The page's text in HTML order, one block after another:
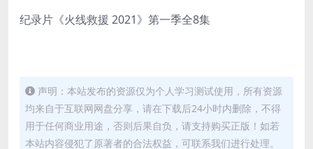
纪录片《火线救援 2021》第一季全8集
声明：本站发布的资源仅为个人学习测试使用，所有资源
均来自于互联网网盘分享，请在下载后24小时内删除，不得
用于任何商业用途，否则后果自负，请支持购买正版！如若
本站内容侵犯了原著者的合法权益，可联系我们进行处理。